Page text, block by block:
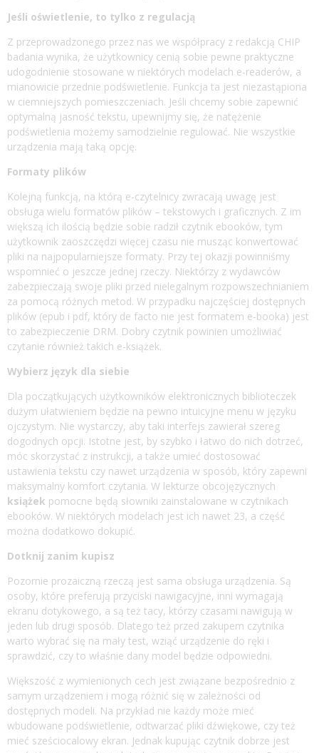
Jeśli oświetlenie, to tylko z regulacją
Z przeprowadzonego przez nas we współpracy z redakcją CHIP
badania wynika, że użytkownicy cenią sobie pewne praktyczne
udogodnienie stosowane w niektórych modelach e-readerów, a
mianowicie przednie podświetlenie. Funkcja ta jest niezastąpiona
w ciemniejszych pomieszczeniach. Jeśli chcemy sobie zapewnić
optymalną jasność tekstu, upewnijmy się, że natężenie
podświetlenia możemy samodzielnie regulować. Nie wszystkie
urządzenia mają taką opcję.
Formaty plików
Kolejną funkcją, na którą e-czytelnicy zwracają uwagę jest
obsługa wielu formatów plików – tekstowych i graficznych. Z im
większą ich ilością będzie sobie radził czytnik ebooków, tym
użytkownik zaoszczędzi więcej czasu nie musząc konwertować
pliki na najpopularniejsze formaty. Przy tej okazji powinniśmy
wspomnieć o jeszcze jednej rzeczy. Niektórzy z wydawców
zabezpieczają swoje pliki przed nielegalnym rozpowszechnianiem
za pomocą różnych metod. W przypadku najczęściej dostępnych
plików (epub i pdf, który de facto nie jest formatem e-booka) jest
to zabezpieczenie DRM. Dobry czytnik powinien umożliwiać
czytanie również takich e-książek.
Wybierz język dla siebie
Dla początkujących użytkowników elektronicznych biblioteczek
dużym ułatwieniem będzie na pewno intuicyjne menu w języku
ojczystym. Nie wystarczy, aby taki interfejs zawierał szereg
dogodnych opcji. Istotne jest, by szybko i łatwo do nich dotrzeć,
móc skorzystać z instrukcji, a także umieć dostosować
ustawienia tekstu czy nawet urządzenia w sposób, który zapewni
maksymalny komfort czytania. W lekturze obcojęzycznych
książek pomocne będą słowniki zainstalowane w czytnikach
ebooków. W niektórych modelach jest ich nawet 23, a część
można dodatkowo dokupić.
Dotknij zanim kupisz
Pozornie prozaiczną rzeczą jest sama obsługa urządzenia. Są
osoby, które preferują przyciski nawigacyjne, inni wymagają
ekranu dotykowego, a są też tacy, którzy czasami nawigują w
jeden lub drugi sposób. Dlatego też przed zakupem czytnika
warto wybrać się na mały test, wziąć urządzenie do ręki i
sprawdzić, czy to właśnie dany model będzie odpowiedni.
Większość z wymienionych cech jest związane bezpośrednio z
samym urządzeniem i mogą różnić się w zależności od
dostępnych modeli. Na przykład nie każdy może mieć
wbudowane podświetlenie, odtwarzać pliki dźwiękowe, czy też
mieć sześciocalowy ekran. Jednak kupując czytnik dobrze jest